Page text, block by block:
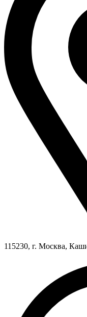
115230, г. Москва,